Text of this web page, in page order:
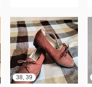
Натуральна
замша
38, 39